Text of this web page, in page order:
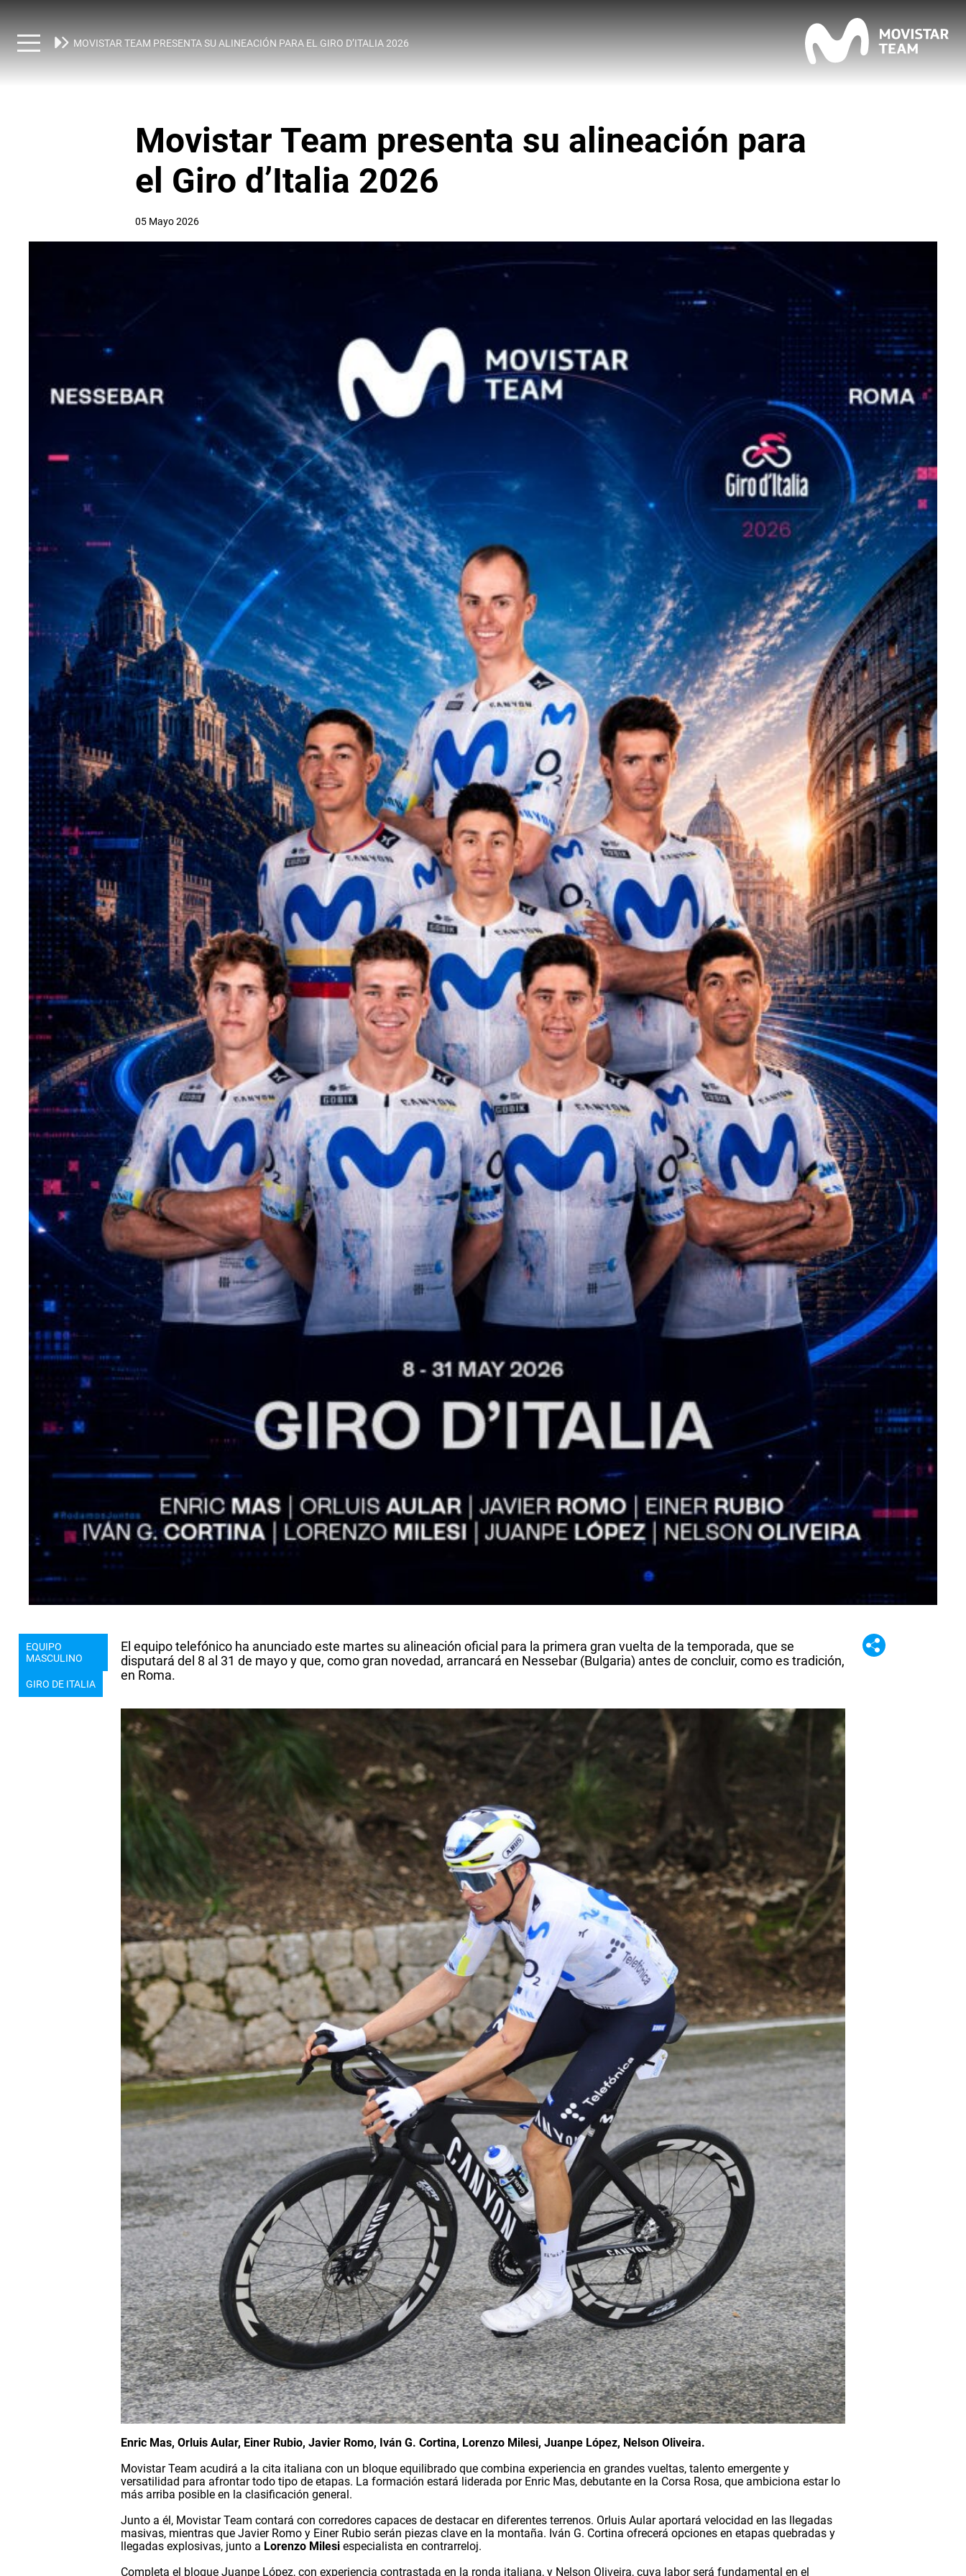
NOTICIAS
MOVISTAR TEAM PRESENTA SU ALINEACIÓN PARA EL GIRO D’ITALIA 2026
Movistar Team presenta su alineación para
el Giro d’Italia 2026
05 Mayo 2026
EQUIPO
MASCULINO
GIRO DE ITALIA
El equipo telefónico ha anunciado este martes su alineación oficial para la primera gran vuelta de la temporada, que se
disputará del 8 al 31 de mayo y que, como gran novedad, arrancará en Nessebar (Bulgaria) antes de concluir, como es tradición,
en Roma.
Enric Mas, Orluis Aular, Einer Rubio, Javier Romo, Iván G. Cortina, Lorenzo Milesi, Juanpe López, Nelson Oliveira.
Movistar Team acudirá a la cita italiana con un bloque equilibrado que combina experiencia en grandes vueltas, talento emergente y
versatilidad para afrontar todo tipo de etapas. La formación estará liderada por Enric Mas, debutante en la Corsa Rosa, que ambiciona estar lo
más arriba posible en la clasificación general.
Junto a él, Movistar Team contará con corredores capaces de destacar en diferentes terrenos. Orluis Aular aportará velocidad en las llegadas
masivas, mientras que Javier Romo y Einer Rubio serán piezas clave en la montaña. Iván G. Cortina ofrecerá opciones en etapas quebradas y
llegadas explosivas, junto a Lorenzo Milesi especialista en contrarreloj.
Completa el bloque Juanpe López, con experiencia contrastada en la ronda italiana, y Nelson Oliveira, cuya labor será fundamental en el